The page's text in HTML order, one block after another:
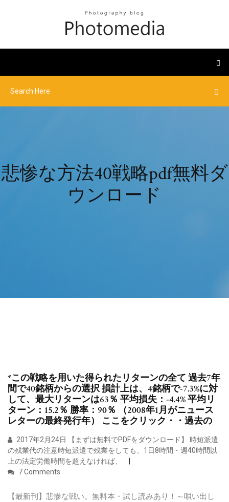
悲惨な方法40戦略pdf無料ダ
ウンロード
*この戦略を用いた得られたリターンの全て 過去7年
間で40銘柄からの選択 損計上は、4銘柄で-7.3%に対
して、最大リターンは63％ 平均損失：-4.4% 平均リ
ターン：15.2％ 勝率：90％ （2008年1月がニュース
レターの最終発行年） ここをクリック・・過去の
2017年2月24日 【まずは無料でPDFをダウンロード】 時短派遣
の残業代の注意時短派遣で残業をしても、1日8時間・週40時間以
上の法定労働時間を超えなければ、
7 Comments
【最新刊】悲惨な戦い。無料本・試し読みあり！～唄い出し